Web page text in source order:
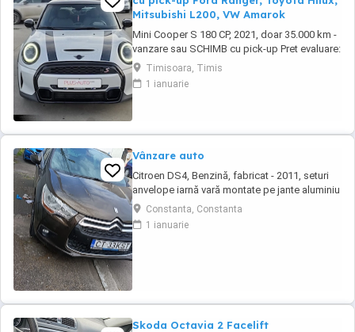
Mitsubishi L200, VW Amarok
Mini Cooper S 180 CP, 2021, doar 35.000 km -
vanzare sau SCHIMB cu pick-up Pret evaluare:
20.000 EUR + TVA - negociabil in limite
rezonabile. Accept SCHIMB cu pick-up - Ford
Ranger, Toyota Hilux, Mitsubishi L200, VW
Timisoara, Timis
1 ianuarie
Vânzare auto
Citroen DS4, Benzină, fabricat - 2011, seturi
anvelope iarnă vară montate pe jante aluminiu
+ rezerva, Climatronic. Proprietar unic. Carnet
revizii la zi. ITP la zi. Înmatriculată.
Constanta, Constanta
1 ianuarie
Skoda Octavia 2 Facelift